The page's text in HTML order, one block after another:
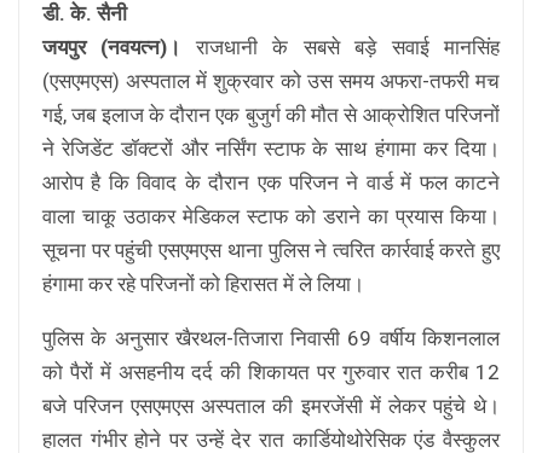
डी. के. सैनी
जयपुर (नवयत्न)।
राजधानी के सबसे बड़े सवाई मानसिंह
(एसएमएस) अस्पताल में शुक्रवार को उस समय अफरा-तफरी मच
गई, जब इलाज के दौरान एक बुजुर्ग की मौत से आक्रोशित परिजनों
ने रेजिडेंट डॉक्टरों और नर्सिंग स्टाफ के साथ हंगामा कर दिया।
आरोप है कि विवाद के दौरान एक परिजन ने वार्ड में फल काटने
वाला चाकू उठाकर मेडिकल स्टाफ को डराने का प्रयास किया।
सूचना पर पहुंची एसएमएस थाना पुलिस ने त्वरित कार्रवाई करते हुए
हंगामा कर रहे परिजनों को हिरासत में ले लिया।
पुलिस के अनुसार खैरथल-तिजारा निवासी 69 वर्षीय किशनलाल
को पैरों में असहनीय दर्द की शिकायत पर गुरुवार रात करीब 12
बजे परिजन एसएमएस अस्पताल की इमरजेंसी में लेकर पहुंचे थे।
हालत गंभीर होने पर उन्हें देर रात कार्डियोथोरेसिक एंड वैस्कुलर